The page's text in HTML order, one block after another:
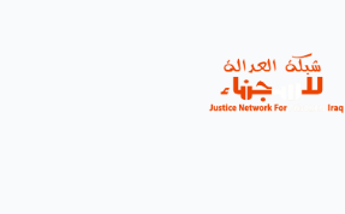
المحتوى